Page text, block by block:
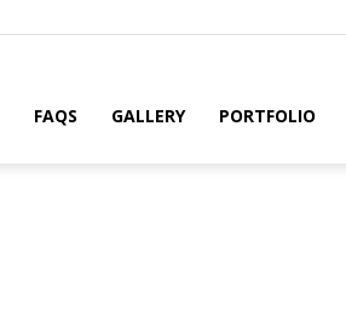
FAQS GALLERY PORTFOLIO